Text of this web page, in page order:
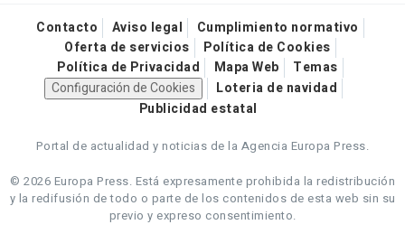
Contacto Aviso legal
Cumplimiento normativo
Oferta de servicios
Política de Cookies
Política de Privacidad
Mapa Web
Temas
Configuración de Cookies
Loteria de navidad
Publicidad estatal
Portal de actualidad y noticias de la Agencia Europa Press.
© 2026 Europa Press. Está expresamente prohibida la redistribución
y la redifusión de todo o parte de los contenidos de esta web sin su
previo y expreso consentimiento.